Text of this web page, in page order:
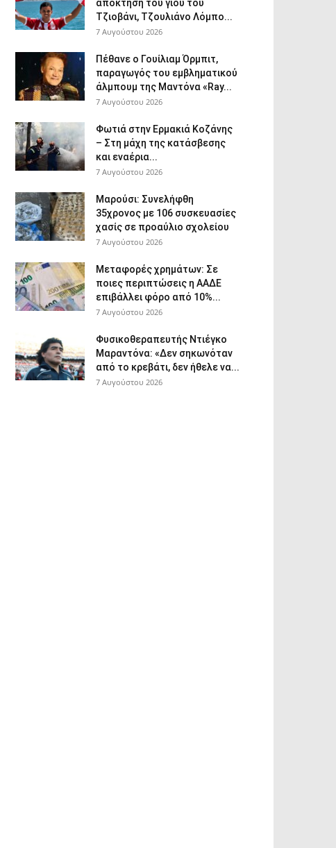
απόκτηση του γιου του
Τζιοβάνι, Τζουλιάνο Λόμπο...
7 Αυγούστου 2026
Πέθανε ο Γουίλιαμ Όρμπιτ,
παραγωγός του εμβληματικού
άλμπουμ της Μαντόνα «Ray...
7 Αυγούστου 2026
Φωτιά στην Ερμακιά Κοζάνης
– Στη μάχη της κατάσβεσης
και εναέρια...
7 Αυγούστου 2026
Μαρούσι: Συνελήφθη
35χρονος με 106 συσκευασίες
χασίς σε προαύλιο σχολείου
7 Αυγούστου 2026
Μεταφορές χρημάτων: Σε
ποιες περιπτώσεις η ΑΑΔΕ
επιβάλλει φόρο από 10%...
7 Αυγούστου 2026
Φυσικοθεραπευτής Ντιέγκο
Μαραντόνα: «Δεν σηκωνόταν
από το κρεβάτι, δεν ήθελε να...
7 Αυγούστου 2026